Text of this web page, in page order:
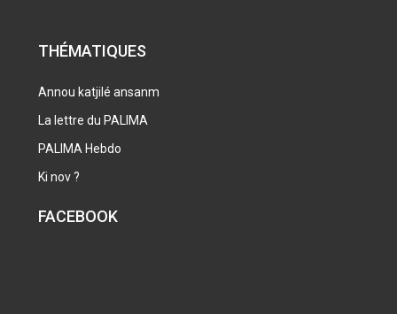
THÉMATIQUES
Annou katjilé ansanm
La lettre du PALIMA
PALIMA Hebdo
Ki nov ?
FACEBOOK